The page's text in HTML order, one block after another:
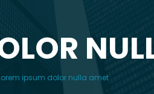
are here:
ipsum dolor nulla amet